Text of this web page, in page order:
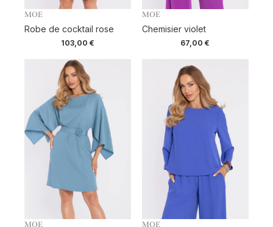
MOE
Robe de cocktail rose
103,00€
MOE
Chemisier violet
67,00€
MOE MOE